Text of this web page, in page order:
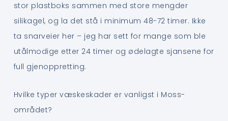
stor plastboks sammen med store mengder
silikagel, og la det stå i minimum 48-72 timer. Ikke
ta snarveier her – jeg har sett for mange som ble
utålmodige etter 24 timer og ødelagte sjansene for
full gjenoppretting.
Hvilke typer væskeskader er vanligst i Moss-
området?